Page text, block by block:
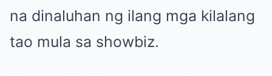
na dinaluhan ng ilang mga kilalang
tao mula sa showbiz.